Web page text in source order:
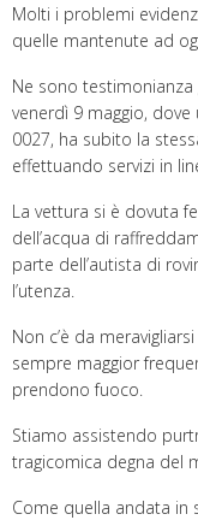
Molti i problemi
quelle mantenute ad
Ne sono
venerdì 9 maggio,
0027, ha subito la
effettuando servizi in
La vettura si è dovuta
dell’acqua di
parte dell’autista di
l’utenza.
Non c’è da
sempre maggior
prendono fuoco.
Stiamo assistendo
tragicomica degna del
Come quella andata in